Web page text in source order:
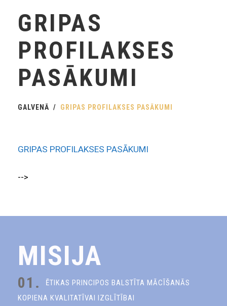
GRIPAS
PROFILAKSES
PASĀKUMI
GALVENĀ GRIPAS PROFILAKSES PASĀKUMI
GRIPAS PROFILAKSES PASĀKUMI
-->
MISIJA
01.
ĒTIKAS PRINCIPOS BALSTĪTA MĀCĪŠANĀS
KOPIENA KVALITATĪVAI IZGLĪTĪBAI